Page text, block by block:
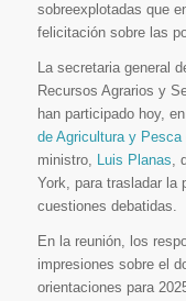
sobreexplotadas que
felicitación sobre las
La secretaria general
Recursos Agrarios y
han participado hoy,
de Agricultura y Pesca
ministro, Luis Planas,
York, para trasladar la
cuestiones debatidas.
En la reunión, los
impresiones sobre el
orientaciones para